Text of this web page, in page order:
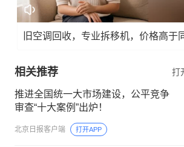
旧空调回收，专业拆移机，价格高于
相关推荐 打
推进全国统一大市场建设，公平竞争
审查“十大案例”出炉！
北京日报客户端 打开APP